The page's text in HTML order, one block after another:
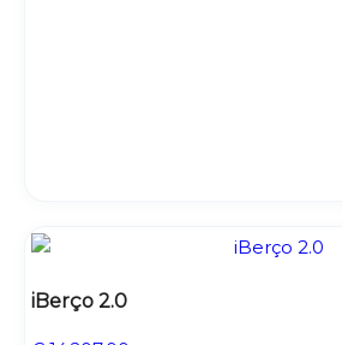
iBerço 2.0